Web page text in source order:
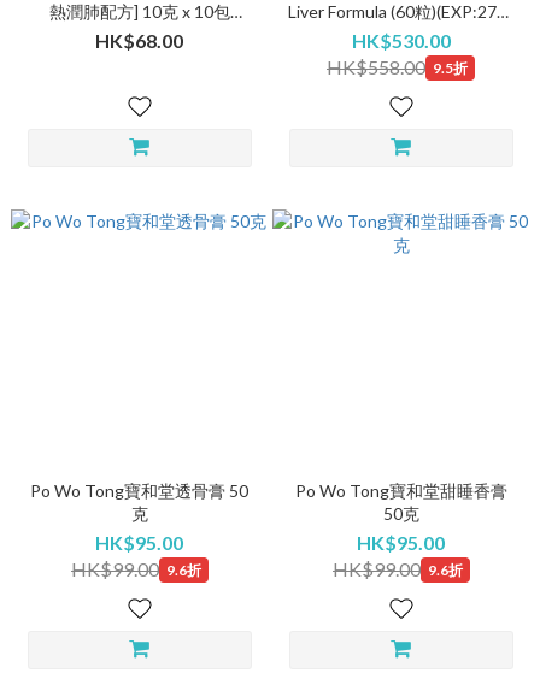
熱潤肺配方] 10克 x 10包
(EXP:28年10月)
HK$68.00
Liver Formula (60粒)(EXP:27年
11月)|強化肝功能、提高排毒能
力
HK$530.00
HK$558.00 9.5折
Po Wo Tong寶和堂透骨膏 50
克
HK$95.00
HK$99.00 9.6折
Po Wo Tong寶和堂甜睡香膏
50克
HK$95.00
HK$99.00 9.6折